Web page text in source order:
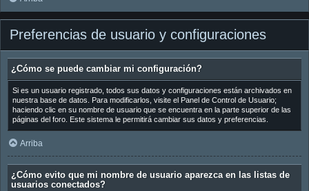
Preferencias de usuario y configuraciones
¿Cómo se puede cambiar mi configuración?
Si es un usuario registrado, todos sus datos y configuraciones están archivados en
nuestra base de datos. Para modificarlos, visite el Panel de Control de Usuario;
haciendo clic en su nombre de usuario que se encuentra en la parte superior de las
páginas del foro. Este sistema le permitirá cambiar sus datos y preferencias.
Arriba
¿Cómo evito que mi nombre de usuario aparezca en las listas de
usuarios conectados?